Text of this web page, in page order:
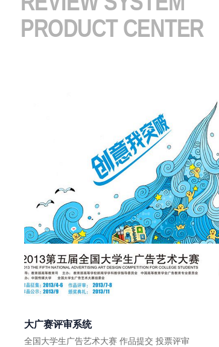
PRODUCT CENTER
大广赛评审系统
全国大学生广告艺术大赛 作品提交 投票评审